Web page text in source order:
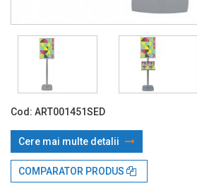
Cod: ART001451SED
Cere mai multe detalii
COMPARATOR PRODUS
Prin TBI:180.97 Lei x 4 rate*